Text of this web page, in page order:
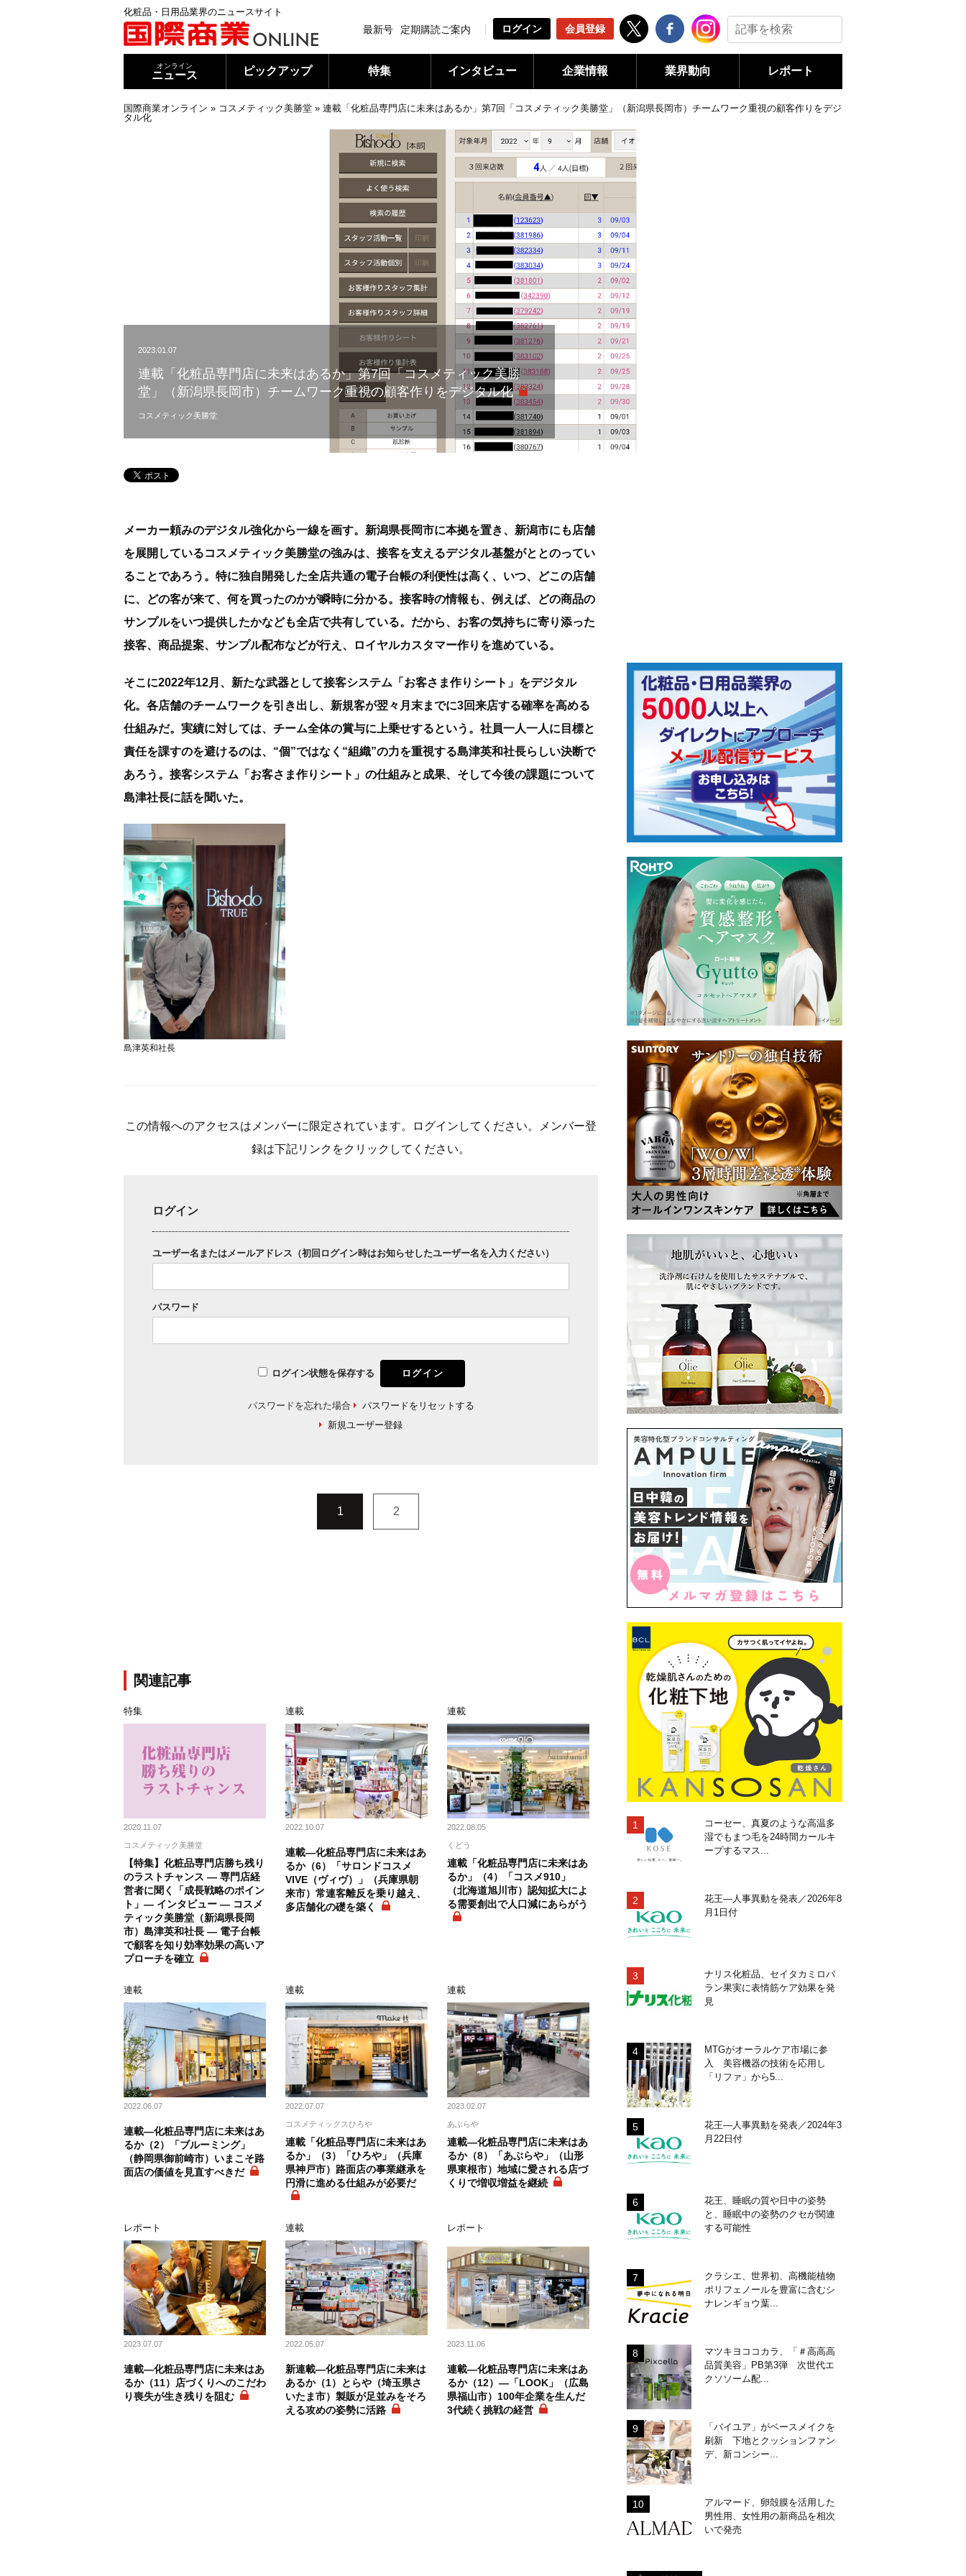
化粧品・日用品業界のニュースサイト
最新号 定期購読ご案内 ログイン 会員登録
オンライン
ニュース ピックアップ 特集 インタビュー 企業情報 業界動向 レポート
国際商業オンライン » コスメティック美勝堂 » 連載「化粧品専門店に未来はあるか」第7回「コスメティック美勝堂」（新潟県長岡市）チームワーク重視の顧客作りをデジ
タル化
2023.01.07
連載「化粧品専門店に未来はあるか」第7回「コスメティック美勝
堂」（新潟県長岡市）チームワーク重視の顧客作りをデジタル化
コスメティック美勝堂
メーカー頼みのデジタル強化から一線を画す。新潟県長岡市に本拠を置き、新潟市にも店舗
を展開しているコスメティック美勝堂の強みは、接客を支えるデジタル基盤がととのってい
ることであろう。特に独自開発した全店共通の電子台帳の利便性は高く、いつ、どこの店舗
に、どの客が来て、何を買ったのかが瞬時に分かる。接客時の情報も、例えば、どの商品の
サンプルをいつ提供したかなども全店で共有している。だから、お客の気持ちに寄り添った
接客、商品提案、サンプル配布などが行え、ロイヤルカスタマー作りを進めている。
そこに2022年12月、新たな武器として接客システム「お客さま作りシート」をデジタル
化。各店舗のチームワークを引き出し、新規客が翌々月末までに3回来店する確率を高める
仕組みだ。実績に対しては、チーム全体の賞与に上乗せするという。社員一人一人に目標と
責任を課すのを避けるのは、“個”ではなく“組織”の力を重視する島津英和社長らしい決断で
あろう。接客システム「お客さま作りシート」の仕組みと成果、そして今後の課題について
島津社長に話を聞いた。
島津英和社長
この情報へのアクセスはメンバーに限定されています。ログインしてください。メンバー登
録は下記リンクをクリックしてください。
ログイン
ユーザー名またはメールアドレス（初回ログイン時はお知らせしたユーザー名を入力ください）
パスワード
ログイン状態を保存する
パスワードを忘れた場合
パスワードをリセットする
新規ユーザー登録
1 2
関連記事
特集
2020.11.07
コスメティック美勝堂
【特集】化粧品専門店勝ち残り
のラストチャンス ― 専門店経
営者に聞く「成長戦略のポイン
ト」― インタビュー ― コスメ
ティック美勝堂（新潟県長岡
市）島津英和社長 ― 電子台帳
で顧客を知り効率効果の高いア
プローチを確立
連載
2022.10.07
連載―化粧品専門店に未来はあ
るか（6）「サロンドコスメ
VIVE（ヴィヴ）」（兵庫県朝
来市）常連客離反を乗り越え、
多店舗化の礎を築く
連載
2022.08.05
くどう
連載「化粧品専門店に未来はあ
るか」（4）「コスメ910」
（北海道旭川市）認知拡大によ
る需要創出で人口減にあらがう
連載
2022.06.07
連載―化粧品専門店に未来はあ
るか（2）「ブルーミング」
（静岡県御前崎市）いまこそ路
面店の価値を見直すべきだ
連載
2022.07.07
コスメティックスひろや
連載「化粧品専門店に未来はあ
るか」（3）「ひろや」（兵庫
県神戸市）路面店の事業継承を
円滑に進める仕組みが必要だ
連載
2023.02.07
あぶらや
連載―化粧品専門店に未来はあ
るか（8）「あぶらや」（山形
県東根市）地域に愛される店づ
くりで増収増益を継続
レポート
2023.07.07
連載―化粧品専門店に未来はあ
るか（11）店づくりへのこだわ
り喪失が生き残りを阻む
連載
2022.05.07
新連載―化粧品専門店に未来は
あるか（1）とらや（埼玉県さ
いたま市）製販が足並みをそろ
える攻めの姿勢に活路
レポート
2023.11.06
連載―化粧品専門店に未来はあ
るか（12）―「LOOK」（広島
県福山市）100年企業を生んだ
3代続く挑戦の経営
コーセー、真夏のような高温多
湿でもまつ毛を24時間カールキ
ープするマス...
花王―人事異動を発表／2026年8
月1日付
ナリス化粧品、セイタカミロバ
ラン果実に表情筋ケア効果を発
見
MTGがオーラルケア市場に参
入 美容機器の技術を応用し
「リファ」から5...
花王―人事異動を発表／2024年3
月22日付
花王、睡眠の質や日中の姿勢
と、睡眠中の姿勢のクセが関連
する可能性
クラシエ、世界初、高機能植物
ポリフェノールを豊富に含むシ
ナレンギョウ葉...
マツキヨココカラ、「＃高高高
品質美容」PB第3弾 次世代エ
クソソーム配...
「バイユア」がベースメイクを
刷新 下地とクッションファン
デ、新コンシー...
アルマード、卵殻膜を活用した
男性用、女性用の新商品を相次
いで発売